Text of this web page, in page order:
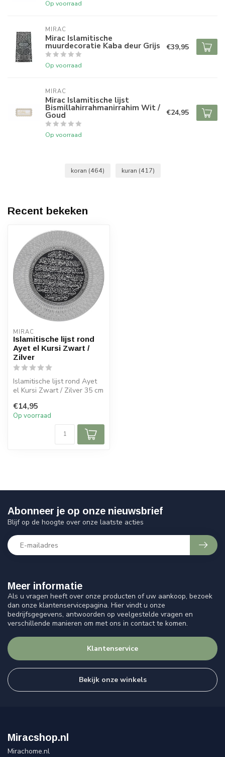
Op voorraad
MIRAC
Mirac Islamitische
muurdecoratie Kaba deur Grijs
Op voorraad
€39,95
MIRAC
Mirac Islamitische lijst
Bismillahirrahmanirrahim Wit /
Goud
Op voorraad
€24,95
koran (464) kuran (417)
Recent bekeken
MIRAC
Islamitische lijst rond
Ayet el Kursi Zwart /
Zilver
Islamitische lijst rond Ayet
el Kursi Zwart / Zilver 35 cm
€14,95
Op voorraad
Meer informatie
Als u vragen heeft over onze producten of uw aankoop, bezoek
dan onze klantenservicepagina. Hier vindt u onze
bedrijfsgegevens, antwoorden op veelgestelde vragen en
verschillende manieren om met ons in contact te komen.
Klantenservice
Bekijk onze winkels
Abonneer je op onze nieuwsbrief
Blijf op de hoogte over onze laatste acties
Miracshop.nl
Mirachome.nl